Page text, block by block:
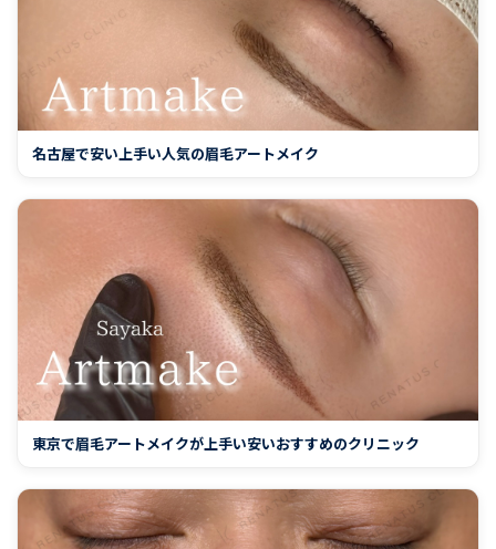
名古屋で安い上手い人気の眉毛アートメイク
東京で眉毛アートメイクが上手い安いおすすめのクリニック